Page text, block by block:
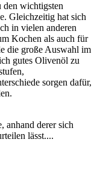
den wichtigsten
Gleichzeitig hat sich
in vielen anderen
Kochen als auch für
die große Auswahl im
gutes Olivenöl zu
sorgen dafür,
anhand derer sich
lässt....